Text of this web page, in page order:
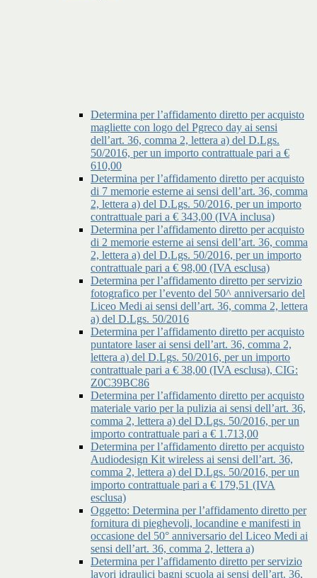
Determina per l’affidamento diretto per acquisto
magliette con logo del Pgreco day ai sensi
dell’art. 36, comma 2, lettera a) del D.Lgs.
50/2016, per un importo contrattuale pari a €
610,00
Determina per l’affidamento diretto per acquisto
di 7 memorie esterne ai sensi dell’art. 36, comma
2, lettera a) del D.Lgs. 50/2016, per un importo
contrattuale pari a € 343,00 (IVA inclusa)
Determina per l’affidamento diretto per acquisto
di 2 memorie esterne ai sensi dell’art. 36, comma
2, lettera a) del D.Lgs. 50/2016, per un importo
contrattuale pari a € 98,00 (IVA esclusa)
Determina per l’affidamento diretto per servizio
fotografico per l’evento del 50^ anniversario del
Liceo Medi ai sensi dell’art. 36, comma 2, lettera
a) del D.Lgs. 50/2016
Determina per l’affidamento diretto per acquisto
puntatore laser ai sensi dell’art. 36, comma 2,
lettera a) del D.Lgs. 50/2016, per un importo
contrattuale pari a € 38,00 (IVA esclusa), CIG:
Z0C39BC86
Determina per l’affidamento diretto per acquisto
materiale vario per la pulizia ai sensi dell’art. 36,
comma 2, lettera a) del D.Lgs. 50/2016, per un
importo contrattuale pari a € 1.713,00
Determina per l’affidamento diretto per acquisto
Audiodesign Kit wireless ai sensi dell’art. 36,
comma 2, lettera a) del D.Lgs. 50/2016, per un
importo contrattuale pari a € 179,51 (IVA
esclusa)
Oggetto: Determina per l’affidamento diretto per
fornitura di pieghevoli, locandine e manifesti in
occasione del 50° anniversario del Liceo Medi ai
sensi dell’art. 36, comma 2, lettera a)
Determina per l’affidamento diretto per servizio
lavori idraulici bagni scuola ai sensi dell’art. 36,